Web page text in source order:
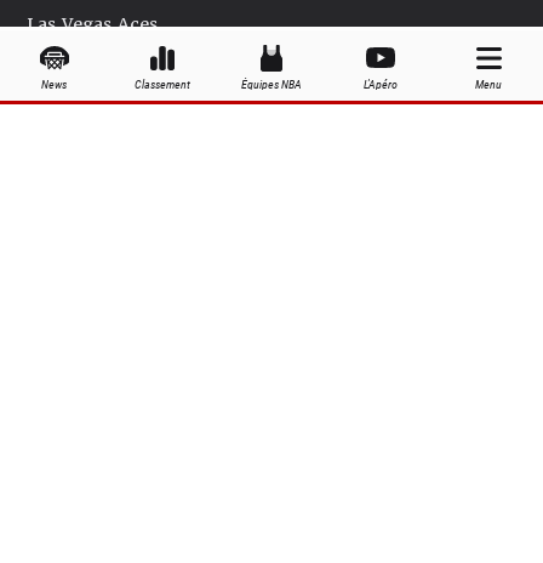
News Classement Équipes NBA L'Apéro Menu
Las Vegas Aces
Los Angeles Sparks
Minnesota Lynx